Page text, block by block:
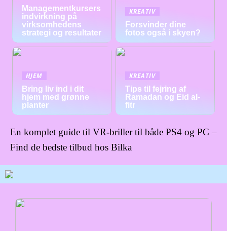
Managementkursers
indvirkning på
virksomhedens
strategi og resultater
KREATIV
Forsvinder dine
fotos også i skyen?
HJEM
Bring liv ind i dit
hjem med grønne
planter
KREATIV
Tips til fejring af
Ramadan og Eid al-
fitr
En komplet guide til VR-briller til både PS4 og PC –
Find de bedste tilbud hos Bilka